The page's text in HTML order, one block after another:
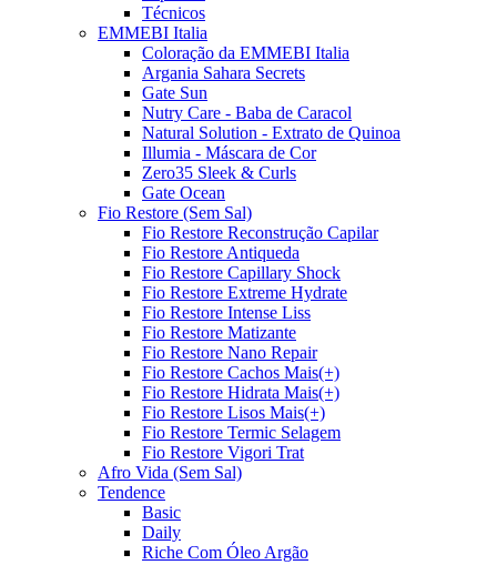
Técnicos
EMMEBI Italia
Coloração da EMMEBI Italia
Argania Sahara Secrets
Gate Sun
Nutry Care - Baba de Caracol
Natural Solution - Extrato de Quinoa
Illumia - Máscara de Cor
Zero35 Sleek & Curls
Gate Ocean
Fio Restore (Sem Sal)
Fio Restore Reconstrução Capilar
Fio Restore Antiqueda
Fio Restore Capillary Shock
Fio Restore Extreme Hydrate
Fio Restore Intense Liss
Fio Restore Matizante
Fio Restore Nano Repair
Fio Restore Cachos Mais(+)
Fio Restore Hidrata Mais(+)
Fio Restore Lisos Mais(+)
Fio Restore Termic Selagem
Fio Restore Vigori Trat
Afro Vida (Sem Sal)
Tendence
Basic
Daily
Riche Com Óleo Argão